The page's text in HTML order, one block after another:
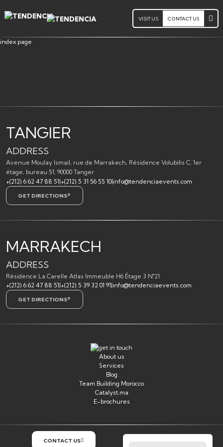
VISIT US CONTACT US
index page
TANGIER
ADDRESS
Avenue Moulay Ismail, rue de Marrakech, Résidence Volubilis C, 1er
étage, bureau 51, 90000 Tanger
+(212) 6 62 47 88 51|+(212) 5 31 56 55 10|info@tendenciaevents.com
GET DIRECTIONS
MARRAKECH
ADDRESS
Résidence La Carelle Atlas Immeuble H6 Étage 3 N°21
+(212) 6 62 47 88 51|+(212) 5 39 32 01 91|info@tendenciaevents.com
GET DIRECTIONS
About us
Services
Blog
Team Building Morocco
Catalyst.ma
E-brochures
CONTACT US